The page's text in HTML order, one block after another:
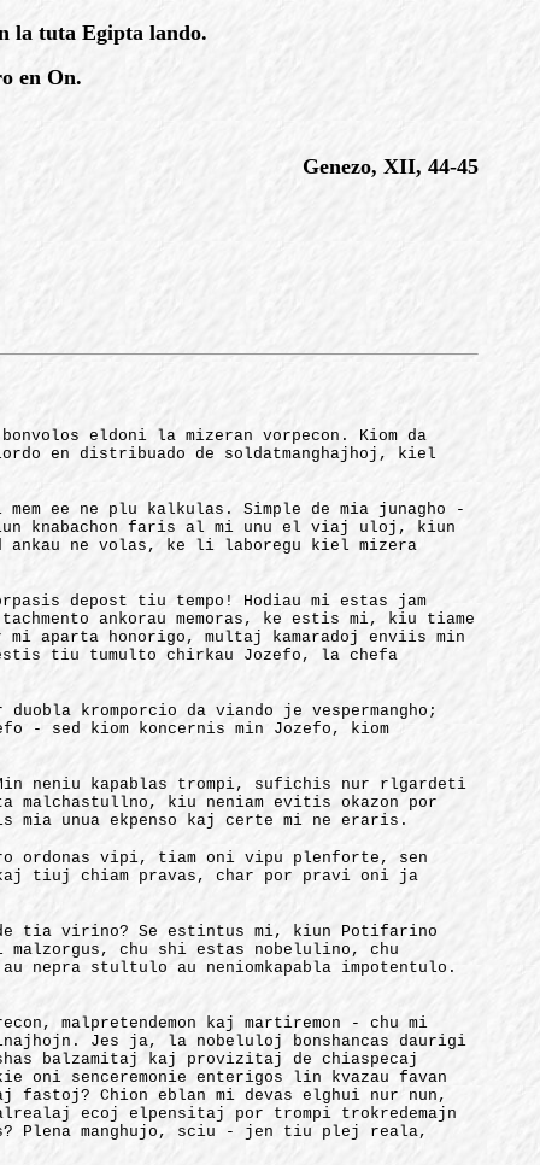
la tuta Egipta lando.
en On.
Genezo, XII, 44-45
eldoni la mizeran vorpecon. Kiom da
en distribuado de soldatmanghajhoj, kiel
ee ne plu kalkulas. Simple de mia junagho -
knabachon faris al mi unu el viaj uloj, kiun
ankau ne volas, ke li laboregu kiel mizera
depost tiu tempo! Hodiau mi estas jam
ankorau memoras, ke estis mi, kiu tiame
aparta honorigo, multaj kamaradoj enviis min
tiu tumulto chirkau Jozefo, la chefa
kromporcio da viando je vespermangho;
- sed kiom koncernis min Jozefo, kiom
neniu kapablas trompi, sufichis nur rlgardeti
kiu neniam evitis okazon por
unua ekpenso kaj certe mi ne eraris.
ordonas vipi, tiam oni vipu plenforte, sen
tiuj chiam pravas, char por pravi oni ja
tia virino? Se estintus mi, kiun Potifarino
chu shi estas nobelulino, chu
stultulo au neniomkapabla impotentulo.
malpretendemon kaj martiremon - chu mi
Jes ja, la nobeluloj bonshancas daurigi
balzamitaj kaj provizitaj de chiaspecaj
senceremonie enterigos lin kvazau favan
fastoj? Chion eblan mi devas elghui nur nun,
ecoj elpensitaj por trompi trokredemajn
Plena manghujo, sciu - jen tiu plej reala,